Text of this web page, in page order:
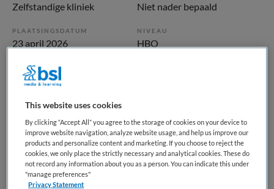
Zelfstandige kliniek Niet nader bepaald
PLAATSINGSDATUM
23 april 2026
NIVEAU
HBO
ERVARING
Ervaren
Vacature niet beschikbaar
Deze vacature Teamleider Expertise bij CJG Rijnmond is
niet meer actueel. Hieronder staan enkele vergelijkbare
vacatures die voor u wellicht interessant zijn.
This website uses cookies
By clicking “Accept All” you agree to the storage of cookies on your device to
improve website navigation, analyze website usage, and help us improve our
products and personalize content and marketing. If you choose to reject the
cookies, we only place the strictly necessary and analytical cookies. These do
not record any information about you as a person. You can indicate this under
"manage preferences"
Privacy Statement